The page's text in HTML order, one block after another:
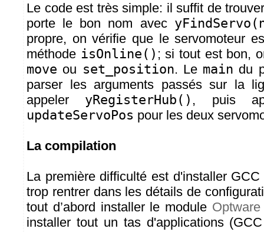
Le code est très simple: il suffit de
porte le bon nom avec
propre, on vérifie que le servomoteur
méthode isOnline() ; si tout est bon,
move ou set_position. Le main du
parser les arguments passés sur la
appeler yRegisterHub() , puis
updateServoPos pour les deux
La compilation
La première difficulté est d'installer
trop rentrer dans les détails de
tout d’abord installer le module
installer tout un tas d'applications